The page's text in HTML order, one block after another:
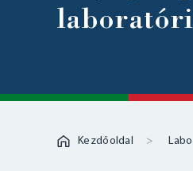
Kezdőoldal